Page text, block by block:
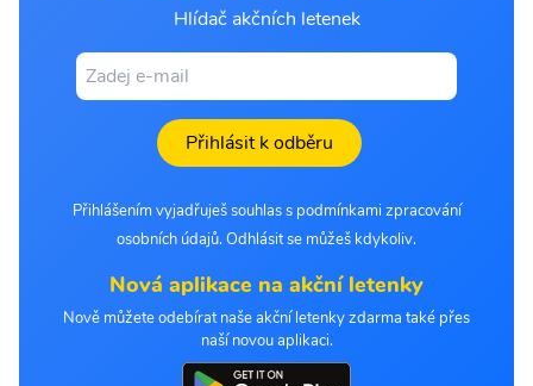
Hlídač akčních letenek
Přihlásit k odběru
Přihlášením vyjadřuješ souhlas s podmínkami zpracování
osobních údajů. Odhlásit se můžeš kdykoliv.
Nová aplikace na akční letenky
Nově můžete odebírat naše akční letenky zdarma také přes
naší novou aplikaci.